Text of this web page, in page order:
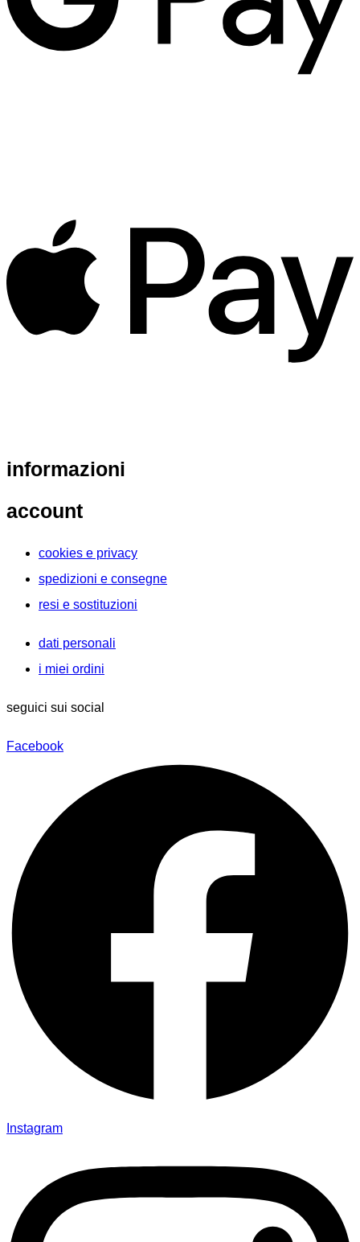
informazioni
account
cookies e privacy
spedizioni e consegne
resi e sostituzioni
dati personali
i miei ordini
seguici sui social
Facebook
Instagram